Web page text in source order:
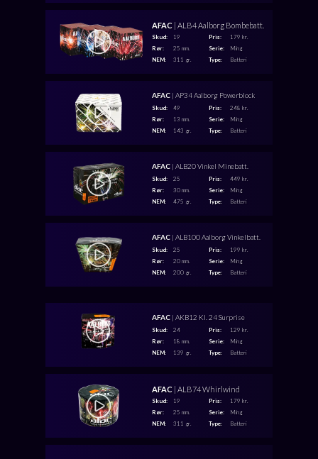
AFAC | ALB4 Aalborg Bombebatt.
AFAC | AP34 Aalborg Powerblock
AFAC| ALB20 Vinkel Minebatt.
AFAC | ALB100 Aalborg Vinkelbatt.
Skud:
Rør:
NEM:
Pris:
Serie:
Type:
Skud:
Rør:
NEM:
Pris:
Serie:
Type:
Skud:
Rør:
NEM:
Pris:
Serie:
Type:
Skud:
Rør:
NEM:
Pris:
Serie:
Type:
19
25 mm.
311 gr.
179 kr.
Ming
Batteri
49
13 mm.
143 gr.
25
30 mm.
475 gr.
25
20 mm.
200 gr.
248 kr.
Ming
Batteri
449 kr.
Ming
Batteri
199 kr.
Ming
Batteri
AFAC | AKB12 Kl. 24 Surprise
AFAC | ALB74 Whirlwind
Skud:
Rør:
NEM:
Pris:
Serie:
Type:
Skud:
Rør:
NEM:
Pris:
Serie:
Type:
24
18 mm.
139 gr.
129 kr.
Ming
Batteri
19
25 mm.
311 gr.
179 kr.
Ming
Batteri